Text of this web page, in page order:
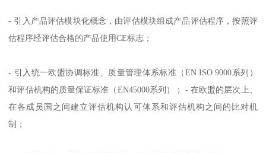
- 引入产品评估模块化概念，由评估模块组成产品评估程序，按照评
估程序经评估合格的产品使用CE标志；
- 引入统一欧盟协调标准、质量管理体系标准（EN ISO 9000系列）
和评估机构的质量保证标准（EN45000系列）； - 在欧盟的层次上、
在各成员国之间建立评估机构认可体系和评估机构之间的比对机
制；